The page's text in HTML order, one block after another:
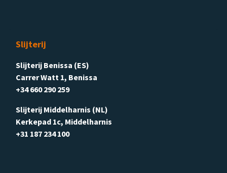
Slijterij
Slijterij Benissa (ES)
Carrer Watt 1, Benissa
+34 660 290 259
Slijterij Middelharnis (NL)
Kerkepad 1c, Middelharnis
+31 187 234 100